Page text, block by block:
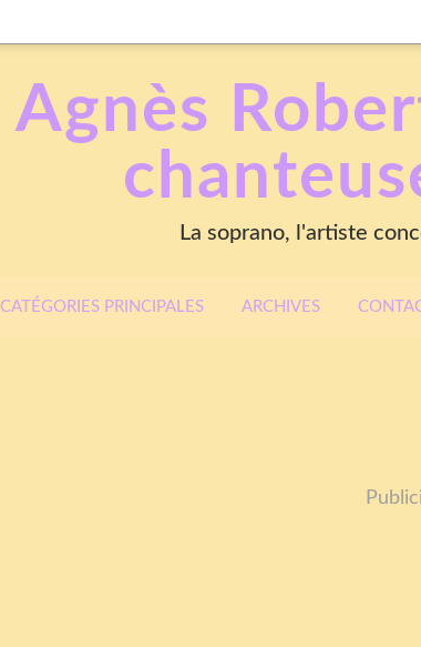
Agnès
La soprano, l'artiste
CATÉGORIES PRINCIPALES ARCHIVES